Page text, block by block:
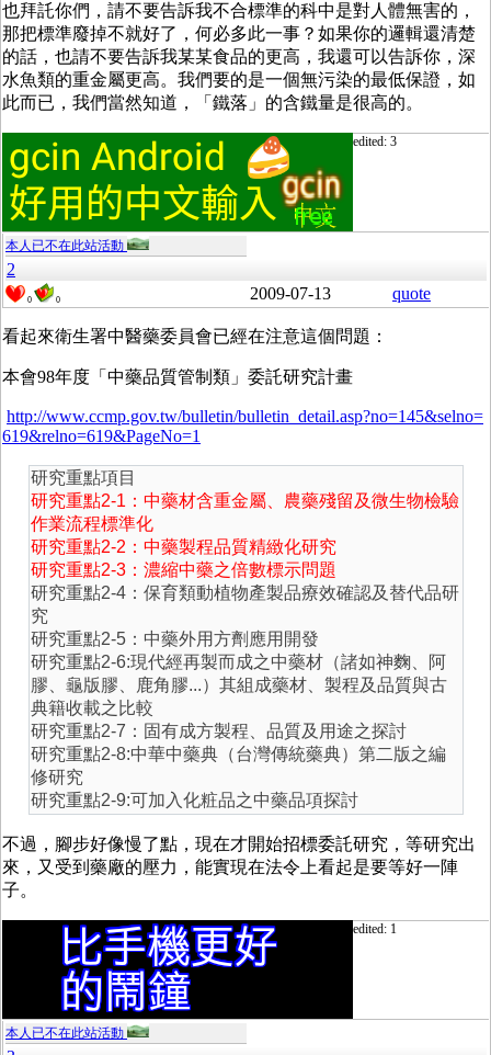
也拜託你們，請不要告訴我不合標準的科中是對人體無害的，
那把標準廢掉不就好了，何必多此一事？如果你的邏輯還清楚
的話，也請不要告訴我某某食品的更高，我還可以告訴你，深
水魚類的重金屬更高。我們要的是一個無污染的最低保證，如
此而已，我們當然知道，「鐵落」的含鐵量是很高的。
edited: 3
本人已不在此站活動
2
0 0 2009-07-13 quote
看起來衛生署中醫藥委員會已經在注意這個問題：
本會98年度「中藥品質管制類」委託研究計畫
http://www.ccmp.gov.tw/bulletin/bulletin_detail.asp?no=145&selno=
619&relno=619&PageNo=1
研究重點項目
研究重點2-1：中藥材含重金屬、農藥殘留及微生物檢驗
作業流程標準化
研究重點2-2：中藥製程品質精緻化研究
研究重點2-3：濃縮中藥之倍數標示問題
研究重點2-4：保育類動植物產製品療效確認及替代品研
究
研究重點2-5：中藥外用方劑應用開發
研究重點2-6:現代經再製而成之中藥材（諸如神麴、阿
膠、龜版膠、鹿角膠...）其組成藥材、製程及品質與古
典籍收載之比較
研究重點2-7：固有成方製程、品質及用途之探討
研究重點2-8:中華中藥典（台灣傳統藥典）第二版之編
修研究
研究重點2-9:可加入化粧品之中藥品項探討
不過，腳步好像慢了點，現在才開始招標委託研究，等研究出
來，又受到藥廠的壓力，能實現在法令上看起是要等好一陣
子。
edited: 1
本人已不在此站活動